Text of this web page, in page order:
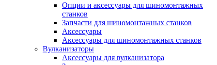
Опции и аксессуары для шиномонтажных
станков
Запчасти для шиномонтажных станков
Аксессуары
Аксессуары для шиномонтажных станков
Вулканизаторы
Аксессуары для вулканизатора